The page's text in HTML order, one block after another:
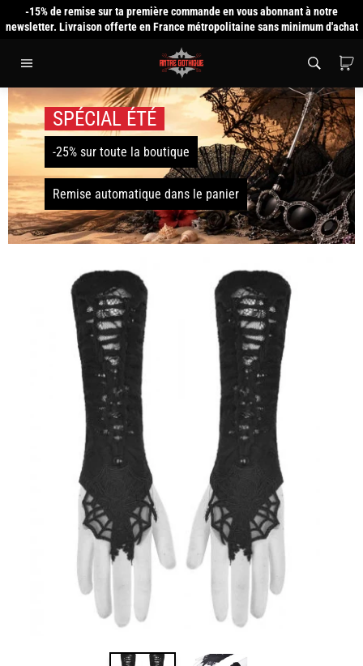
Passer
au
-15% de remise sur ta première commande en vous abonnant à notre
newsletter. Livraison offerte en France métropolitaine sans minimum d'achat
SPÉCIAL ÉTÉ
-25% sur toute la boutique
Remise automatique dans le panier